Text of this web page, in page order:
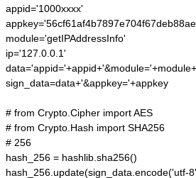
appid='1000xxxx'
module='getIPAddressInfo'
ip='127.0.0.1'
sign_data=data+'&appkey='+appkey
# from Crypto.Cipher import AES
# from Crypto.Hash import SHA256
# 256
hash_256 = hashlib.sha256()
hash_256.update(sign_data.encode('utf-